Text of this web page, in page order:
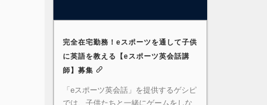
完全在宅勤務！eスポーツを通して子供
に英語を教える【eスポーツ英会話講
師】募集
「eスポーツ英会話」を提供するゲシピ
では、子供たちと一緒にゲームをしな